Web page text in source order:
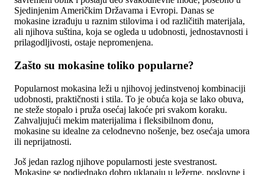
Sjedinjenim Američkim Državama i Evropi. Danas se
mokasine izrađuju u raznim stilovima i od različitih materijala,
ali njihova suština, koja se ogleda u udobnosti, jednostavnosti i
prilagodljivosti, ostaje nepromenjena.
Zašto su mokasine toliko popularne?
Popularnost mokasina leži u njihovoj jedinstvenoj kombinaciji
udobnosti, praktičnosti i stila. To je obuća koja se lako obuva,
ne steže stopalo i pruža osećaj lakoće pri svakom koraku.
Zahvaljujući mekim materijalima i fleksibilnom đonu,
mokasine su idealne za celodnevno nošenje, bez osećaja umora
ili neprijatnosti.
Još jedan razlog njihove popularnosti jeste svestranost.
Mokasine se podjednako dobro uklapaju u ležerne, poslovne i